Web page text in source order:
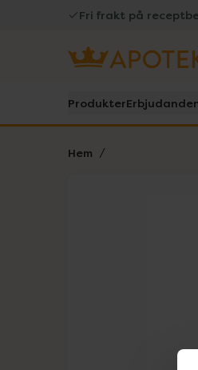
Fri frakt på
Produkter
Hem
Lista: .